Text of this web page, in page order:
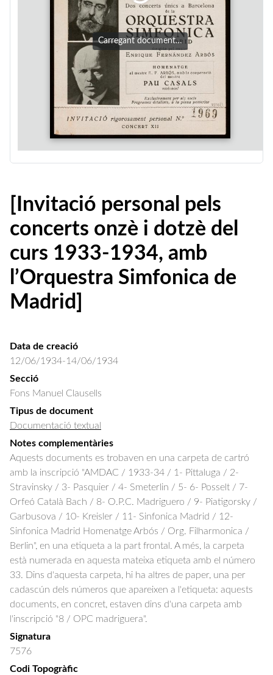
Carregant document…
[Invitació personal pels
concerts onzè i dotzè del
curs 1933-1934, amb
l’Orquestra Simfonica de
Madrid]
Data de creació
12/06/1934-14/06/1934
Secció
Fons Manuel Clausells
Tipus de document
Documentació textual
Notes complementàries
Aquests documents es trobaven en una carpeta de cartró
amb la inscripció "AMDAC / 1933-34 / 1- Pittaluga / 2-
Stravinsky / 3- Pasquier / 4- Smeterlin / 5- 6- Posselt / 7-
Orfeó Català Bach / 8- O.P.C. Madriguero / 9- Piatigorsky /
Garbusova / 10- Kreisler / 11- Sinfonica Madrid / 12-
Sinfonica Madrid Homenatge Arbós / Org. Filharmonica /
Berlin", en una etiqueta a la part frontal. A més, la carpeta
està numerada en aquesta mateixa etiqueta amb el número
33. Dins d'aquesta carpeta, hi ha altres de paper, una per
cadascún dels números que apareixen a l'etiqueta: aquests
documents, en concret, estaven dins d'una carpeta amb
l'inscripció "8 / OPC madriguera".
Signatura
7576
Codi Topogràfic